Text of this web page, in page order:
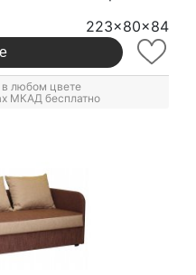
223x80x84
любом цвете
МКАД бесплатно